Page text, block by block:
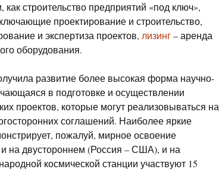
строительство предприятий «под ключ»,
проектирование и строительство,
и экспертиза проектов, лизинг– аренда
оборудования.
развитие более высокая форма научно-
в подготовке и осуществлении
проектов, которые могут реализовываться на
соглашений. Наиболее яркие
пожалуй, мирное освоение
и на двустороннем (Россия – США), и на
космической станции участвуют 15